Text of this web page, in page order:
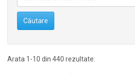
Căutare
Arata 1-10 din 440 rezultate: